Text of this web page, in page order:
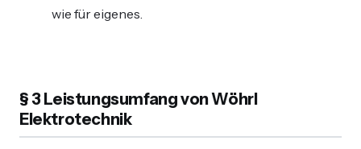
wie für eigenes.
§ 3 Leistungsumfang von Wöhrl
Elektrotechnik